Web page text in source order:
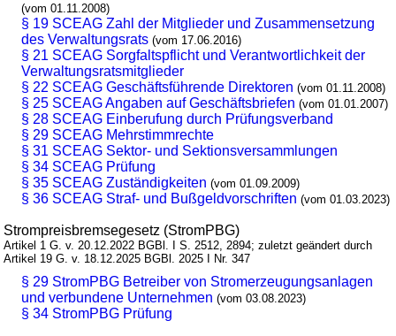
(vom 01.11.2008)
§ 19 SCEAG Zahl der Mitglieder und Zusammensetzung
des Verwaltungsrats (vom 17.06.2016)
§ 21 SCEAG Sorgfaltspflicht und Verantwortlichkeit der
Verwaltungsratsmitglieder
§ 22 SCEAG Geschäftsführende Direktoren (vom 01.11.2008)
§ 25 SCEAG Angaben auf Geschäftsbriefen (vom 01.01.2007)
§ 28 SCEAG Einberufung durch Prüfungsverband
§ 29 SCEAG Mehrstimmrechte
§ 31 SCEAG Sektor- und Sektionsversammlungen
§ 34 SCEAG Prüfung
§ 35 SCEAG Zuständigkeiten (vom 01.09.2009)
§ 36 SCEAG Straf- und Bußgeldvorschriften (vom 01.03.2023)
Strompreisbremsegesetz (StromPBG)
Artikel 1 G. v. 20.12.2022 BGBl. I S. 2512, 2894; zuletzt geändert durch
Artikel 19 G. v. 18.12.2025 BGBl. 2025 I Nr. 347
§ 29 StromPBG Betreiber von Stromerzeugungsanlagen
und verbundene Unternehmen (vom 03.08.2023)
§ 34 StromPBG Prüfung